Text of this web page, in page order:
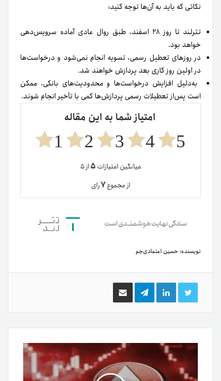
نکاتی که باید به آن‌ها توجه کنید:
تترلند تا روز ۲۸ اسفند، طبق روال عادی آماده سرویس‌دهی
خواهد بود.
در روزهای تعطیل رسمی، تسویه انجام نمی‌شود و درخواست‌ها
در اولین روز کاری بعد پردازش خواهند شد.
به‌دلیل افزایش درخواست‌ها و محدودیت‌های بانکی، ممکن
است پس‌از تعطیلات رسمی پردازش‌ها کمی با تأخیر انجام شوند.
امتیاز شما به این مقاله
5
4
3
2
1
میانگین امتیازات ۵از ۵
از مجموع۷رای
نویسنده: حسین اعتمادی‌جم
توییتر لینکدینتلگرام اشتراک
گذاری
ایمیل